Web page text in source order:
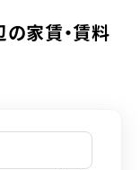
の家賃・賃料